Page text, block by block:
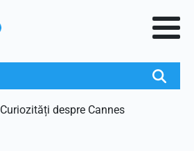
Curiozități despre Cannes